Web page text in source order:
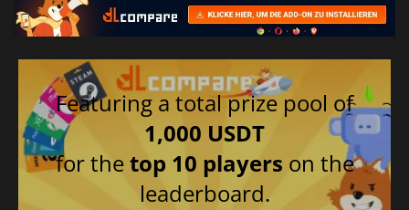
Featuring a total prize pool of
1,000 USDT
for thetop 10 players on the
leaderboard.